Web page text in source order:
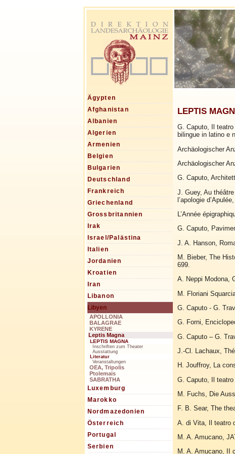
Ägypten
Afghanistan
Albanien
Algerien
Armenien
Belgien
Bulgarien
Deutschland
Frankreich
Griechenland
Grossbritannien
Irak
Israel/Palästina
Italien
Jordanien
Kroatien
Iran
Libanon
Libyen
APOLLONIA
BALAGRAE
KYRENE
Leptis Magna
LEPTIS MAGNA
Inschriften zum Theater
Ausstattung
Literatur
Veranstaltungen
OEA, Tripolis
Ptolemais
SABRATHA
Luxemburg
Marokko
Nordmazedonien
Österreich
Portugal
Serbien
LEPTIS
G. Caputo, Il
bilingue in latino e
Archäologischer
Archäologischer
G. Caputo,
J. Guey, Au
l’apologie
L’Année
G. Caputo,
J. A. Hanson,
M. Bieber, The
699.
A. Neppi Modona,
M. Floriani
G. Caputo - G.
G. Forni,
G. Caputo – G.
J.-Cl. Lachaux,
H. Jouffroy, La
G. Caputo, Il
M. Fuchs, Die
F. B. Sear, The
A. di Vita, Il teatro
M. A. Amucano,
M. A. Amucano, II